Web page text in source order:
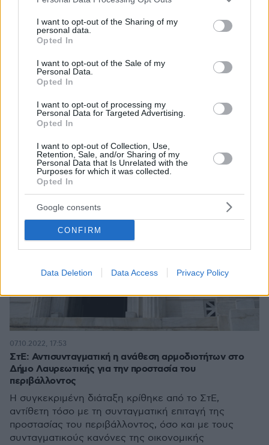
not limited to your visit or usage behaviour. You may click to
grant or deny consent to Google and its third-party tags to
use your data for below specified purposes in below Google
consent section.
I want to opt-out of the Sharing of my
personal data.
Opted In
I want to opt-out of the Sale of my
Personal Data.
Opted In
I want to opt-out of processing my
Personal Data for Targeted Advertising.
Opted In
I want to opt-out of Collection, Use,
Retention, Sale, and/or Sharing of my
Personal Data that Is Unrelated with the
Purposes for which it was collected.
Opted In
Google consents
CONFIRM
Data Deletion Data Access Privacy Policy
Συνελήφθη 47χρονος στη Λαυρεωτική μετά από
καταγγελία 16χρονου για ασέλγεια
Ο 47χρονος φέρεται να έχει συγγενική σχέση με τον
ΣτΕ: Αντισυνταγματική η ανάθεση αρμοδιοτήτων στο
Δήμο Λαυρεωτικής για την προστασία του
περιβάλλοντος
Η συγκεκριμένη διάταξη κρίθηκε από το ΣτΕ,
αντίθετη τόσο με τη συνταγματική επιταγή της
προστασίας του περιβάλλοντος, όσο και με τους
συνταγματικούς κανόνες της οικονομικής
07.10.2022, 17:53